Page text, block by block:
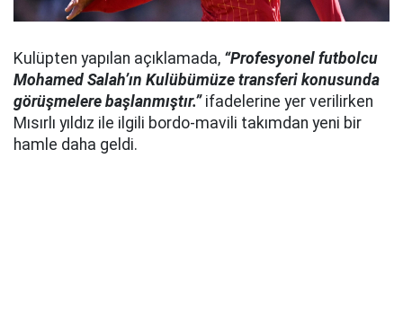
Kulüpten yapılan açıklamada, “Profesyonel futbolcu
Mohamed Salah’ın Kulübümüze transferi konusunda
görüşmelere başlanmıştır.”ifadelerine yer verilirken
Mısırlı yıldız ile ilgili bordo-mavili takımdan yeni bir
hamle daha geldi.